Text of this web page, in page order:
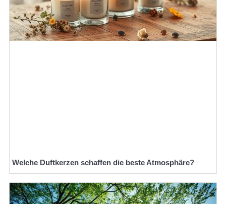
Welche Duftkerzen schaffen die beste Atmosphäre?